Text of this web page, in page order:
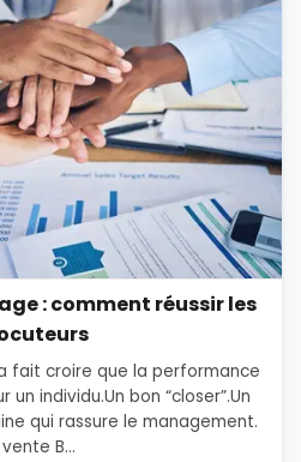
: comment réussir les
fait croire que la performance
individu.Un bon “closer”.Un
qui rassure le management.
B...